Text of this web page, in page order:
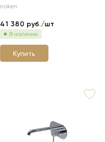
noken
41 380 руб./шт
В наличии
Купить